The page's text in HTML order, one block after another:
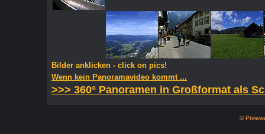
Bilder anklicken - click on pics!
Wenn kein Panoramavideo kommt ...
>>> 360° Panoramen in Großformat als
©